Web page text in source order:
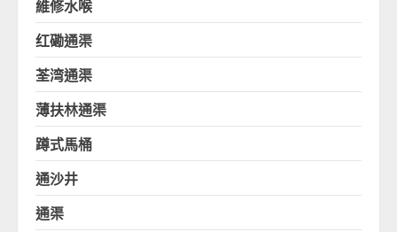
維修水喉
红磡通渠
荃湾通渠
薄扶林通渠
蹲式馬桶
通沙井
通渠